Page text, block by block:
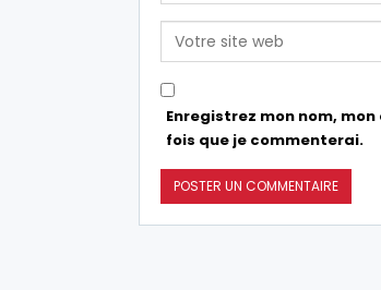
Enregistrez mon nom,
fois que je commenterai.